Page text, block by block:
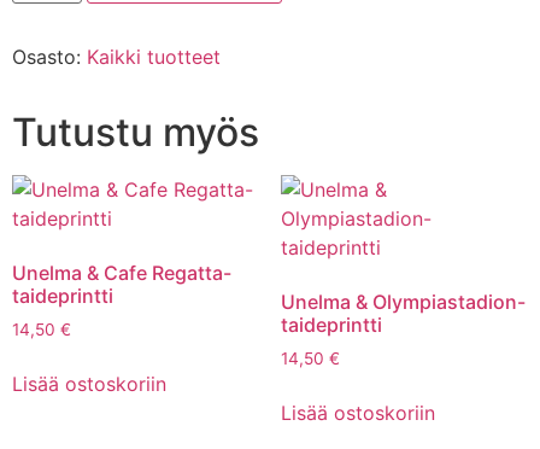
Osasto: Kaikki tuotteet
Tutustu myös
Unelma & Cafe Regatta-
taideprintti
14,50 €
Lisää ostoskoriin
Unelma & Olympiastadion-
taideprintti
14,50 €
Lisää ostoskoriin